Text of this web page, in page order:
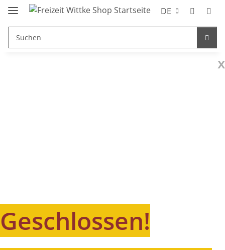
DE
x
Geschlossen!